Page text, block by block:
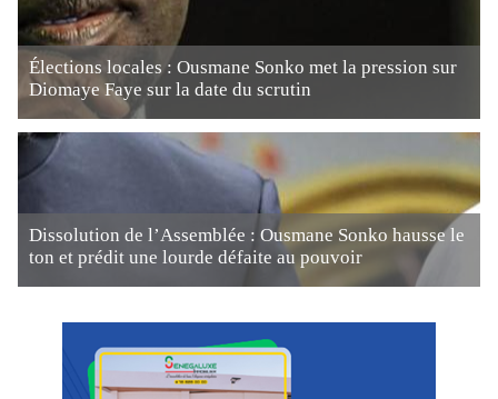
Élections locales : Ousmane Sonko met la pression sur
Diomaye Faye sur la date du scrutin
Dissolution de l’Assemblée : Ousmane Sonko hausse le
ton et prédit une lourde défaite au pouvoir